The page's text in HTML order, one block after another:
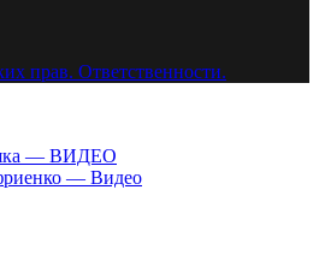
прав. Ответственности.
— ВИДЕО
— Видео